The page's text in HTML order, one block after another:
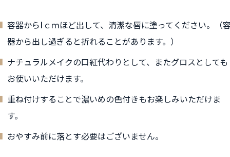
容器から1ｃｍほど出して、清潔な唇に塗ってください。（
器から出し過ぎると折れることがあります。）
ナチュラルメイクの口紅代わりとして、またグロスとしても
お使いいただけます。
重ね付けすることで濃いめの色付きもお楽しみいただけま
す。
おやすみ前に落とす必要はございません。